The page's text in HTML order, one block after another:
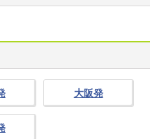
大阪発